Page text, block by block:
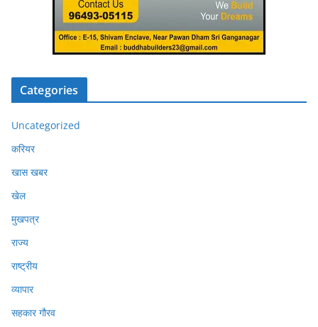
Categories
Uncategorized
करियर
खास खबर
खेल
मुखपत्र
राज्य
राष्ट्रीय
व्यापार
सहकार गौरव